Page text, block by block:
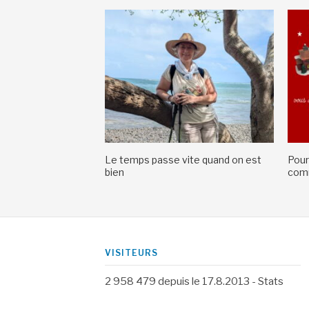
Le temps passe vite quand on est
bien
VISITEURS
2 958 479 depuis le 17.8.2013 - Stats